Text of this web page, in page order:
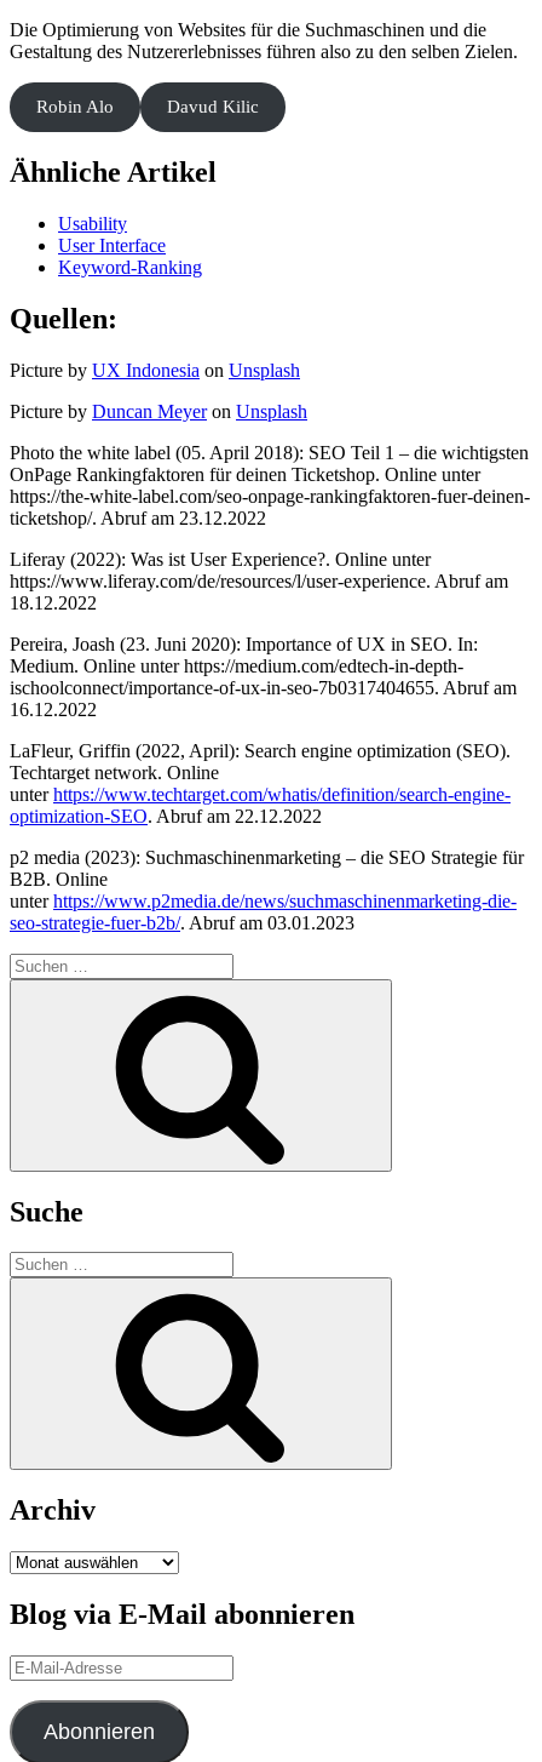
Die Optimierung von Websites für die Suchmaschinen und die
Gestaltung des Nutzererlebnisses führen also zu den selben Zielen.
Robin Alo Davud Kilic
Ähnliche Artikel
Usability
User Interface
Keyword-Ranking
Quellen:
Picture by UX Indonesia on Unsplash
Picture by Duncan Meyeron Unsplash
Photo the white label (05. April 2018): SEO Teil 1 – die wichtigsten
OnPage Rankingfaktoren für deinen Ticketshop. Online unter
https://the-white-label.com/seo-onpage-rankingfaktoren-fuer-deinen-
ticketshop/. Abruf am 23.12.2022
Liferay (2022): Was ist User Experience?. Online unter
https://www.liferay.com/de/resources/l/user-experience. Abruf am
18.12.2022
Pereira, Joash (23. Juni 2020): Importance of UX in SEO. In:
Medium. Online unter https://medium.com/edtech-in-depth-
ischoolconnect/importance-of-ux-in-seo-7b0317404655. Abruf am
16.12.2022
LaFleur, Griffin (2022, April): Search engine optimization (SEO).
Techtarget network. Online
unterhttps://www.techtarget.com/whatis/definition/search-engine-
optimization-SEO. Abruf am 22.12.2022
p2 media (2023): Suchmaschinenmarketing – die SEO Strategie für
B2B. Online
unterhttps://www.p2media.de/news/suchmaschinenmarketing-die-
seo-strategie-fuer-b2b/. Abruf am 03.01.2023
Suchen
nach:
Suche
Suchen
nach:
Archiv
Archiv
Blog via E-Mail abonnieren
E-
Mail-
Adresse
Abonnieren